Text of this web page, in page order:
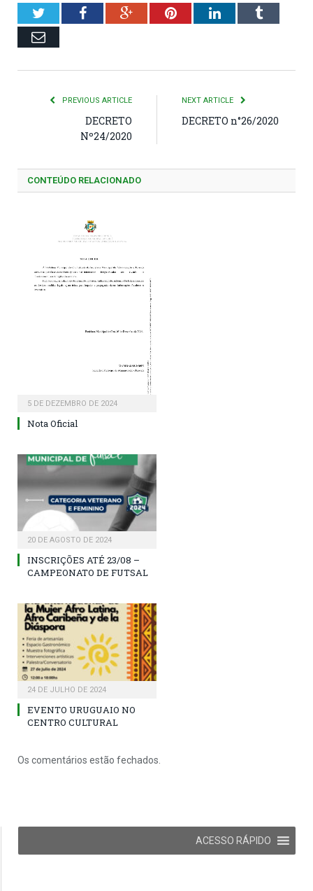
TwitterFacebookGoogle+PinterestLinkedInTumblr
Email
PREVIOUS ARTICLE
DECRETO
Nº24/2020
NEXT ARTICLE
DECRETO n°26/2020
CONTEÚDO RELACIONADO
5 DE DEZEMBRO DE 2024
Nota Oficial
20 DE AGOSTO DE 2024
INSCRIÇÕES ATÉ 23/08 –
CAMPEONATO DE FUTSAL
24 DE JULHO DE 2024
EVENTO URUGUAIO NO
CENTRO CULTURAL
Os comentários estão fechados.
ACESSO RÁPIDO